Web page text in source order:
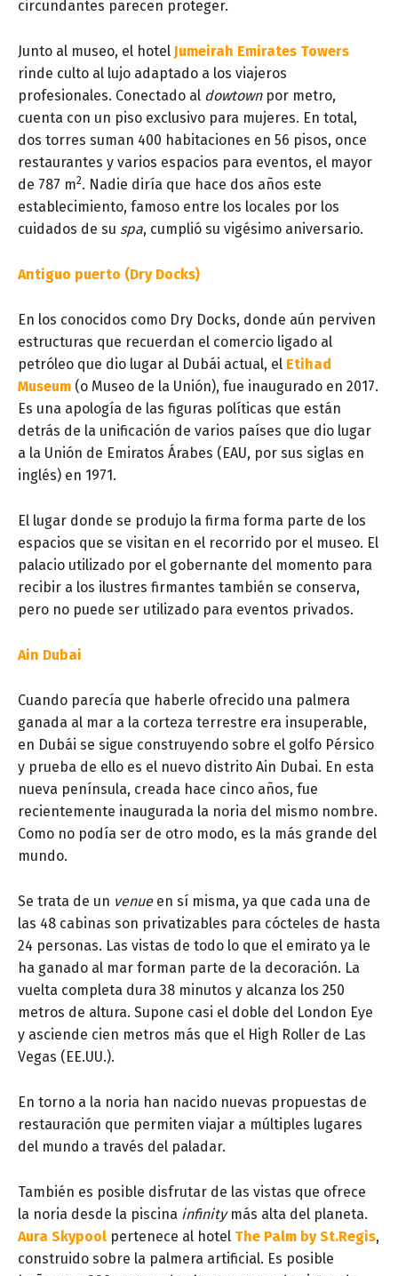
circundantes parecen proteger.
Junto al museo, el hotel Jumeirah Emirates Towers
rinde culto al lujo adaptado a los viajeros
profesionales. Conectado al dowtownpor metro,
cuenta con un piso exclusivo para mujeres. En total,
dos torres suman 400 habitaciones en 56 pisos, once
restaurantes y varios espacios para eventos, el mayor
de 787 m2. Nadie diría que hace dos años este
establecimiento, famoso entre los locales por los
cuidados de su spa, cumplió su vigésimo aniversario.
Antiguo puerto (Dry Docks)
En los conocidos como Dry Docks, donde aún perviven
estructuras que recuerdan el comercio ligado al
petróleo que dio lugar al Dubái actual, el Etihad
Museum (o Museo de la Unión), fue inaugurado en 2017.
Es una apología de las figuras políticas que están
detrás de la unificación de varios países que dio lugar
a la Unión de Emiratos Árabes (EAU, por sus siglas en
inglés) en 1971.
El lugar donde se produjo la firma forma parte de los
espacios que se visitan en el recorrido por el museo. El
palacio utilizado por el gobernante del momento para
recibir a los ilustres firmantes también se conserva,
pero no puede ser utilizado para eventos privados.
Ain Dubai
Cuando parecía que haberle ofrecido una palmera
ganada al mar a la corteza terrestre era insuperable,
en Dubái se sigue construyendo sobre el golfo Pérsico
y prueba de ello es el nuevo distrito Ain Dubai. En esta
nueva península, creada hace cinco años, fue
recientemente inaugurada la noria del mismo nombre.
Como no podía ser de otro modo, es la más grande del
mundo.
Se trata de un venueen sí misma, ya que cada una de
las 48 cabinas son privatizables para cócteles de hasta
24 personas. Las vistas de todo lo que el emirato ya le
ha ganado al mar forman parte de la decoración. La
vuelta completa dura 38 minutos y alcanza los 250
metros de altura. Supone casi el doble del London Eye
y asciende cien metros más que el High Roller de Las
Vegas (EE.UU.).
En torno a la noria han nacido nuevas propuestas de
restauración que permiten viajar a múltiples lugares
del mundo a través del paladar.
También es posible disfrutar de las vistas que ofrece
la noria desde la piscina infinitymás alta del planeta.
Aura Skypool pertenece al hotel The Palm by St.Regis,
construido sobre la palmera artificial. Es posible